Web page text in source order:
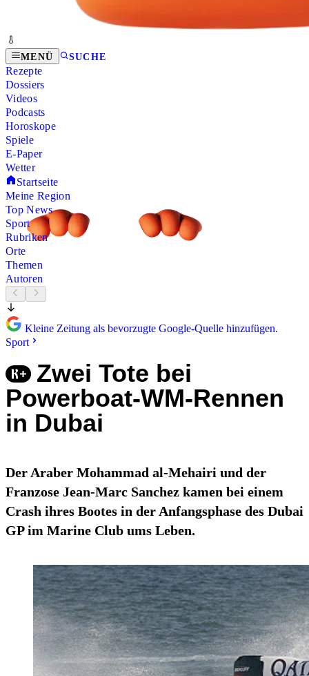
MENÜ SUCHE
Rezepte
Dossiers
Videos
Podcasts
Horoskope
Spiele
E-Paper
Wetter
Startseite
Meine Region
Top News
Sport
Rubriken
Orte
Themen
Autoren
Kleine Zeitung als bevorzugte Google-Quelle hinzufügen.
Sport
Zwei Tote bei
Powerboat-WM-Rennen
in Dubai
Der Araber Mohammad al-Mehairi und der
Franzose Jean-Marc Sanchez kamen bei einem
Crash ihres Bootes in der Anfangsphase des Dubai
GP im Marine Club ums Leben.